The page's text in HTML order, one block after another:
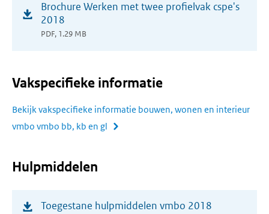
Brochure Werken met twee profielvak cspe's
2018
PDF, 1.29 MB
Vakspecifieke informatie
Bekijk vakspecifieke informatie bouwen, wonen en interieur
vmbo vmbo bb, kb en gl
Hulpmiddelen
Toegestane hulpmiddelen vmbo 2018